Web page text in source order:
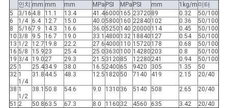
인치 mm mm mm MPa PSI MPa PSI mm 1kg/m 미터
5
3/16 4.8 11.1 13.4 41.46000 165 23720 89 0.32
50/100
6
1/4 6.4 12.7 15.0 40.05800 160 22840 102 0.36
50/100
8
5/167.9 14.3 16.6 36.05250 140 20000 114 0.45
50/100
10 3/8 9.5 16.7 19.0 33.1 4800 132 18840 127 0.54
50/100
13 1/2 12.7 19.8 22.2 27.6 4000 110 15720 178 0.68
50/100
16 5/8 15.9 23 25.4 25.0 3630 100 14280 203 0.8
50/100
19 3/4 19.0 27 29.3 21.5 3120 85 12280 241 0.94
50/100
25 1 25.434.9 38.0 16.5 2400 65 9420 305 1.35
50
32 1
1/4
31.8 44.5 48.3 12.5 182050 7140 419 2.15 20/40
38 1
1/2
38.1 50.8 54.6 9.0 1310 36 5140 508 2.65 20/40
51 2 50.8 63.5 67.3 8.0 1160 32 4560 635 3.42 20/40